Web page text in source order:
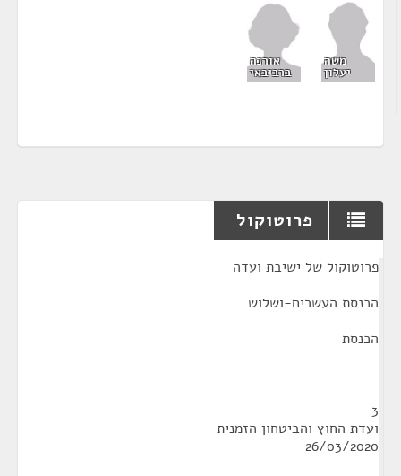
משה
יעלון
אורנה
ברביבאי
פרוטוקול
פרוטוקול של ישיבת ועדה
הכנסת העשרים-ושלוש
הכנסת
3
ועדת החוץ והביטחון הזמנית
26/03/2020